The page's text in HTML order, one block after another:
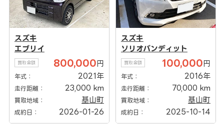
スズキ
エブリイ
買取金額 800,000 円
年式： 2021年
走行距離： 23,000 km
買取地域： 基山町
成約日： 2026-01-26
スズキ
ソリオバンディット
買取金額 100,000 円
年式： 2016年
走行距離： 70,000 km
買取地域： 基山町
成約日： 2025-10-14